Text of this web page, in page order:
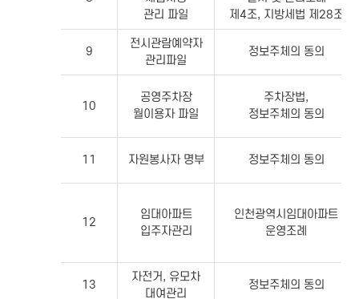
관리 파일
제4조, 지방세법 제28조
9
전시관람예약자
관리파일
정보주체의 동의
10
공영주차장
월이용자 파일
주차장법,
정보주체의 동의
11 자원봉사자 명부 정보주체의 동의
12
임대아파트
입주자관리
인천광역시임대아파트
운영조례
13
자전거, 유모차
대여관리
정보주체의 동의